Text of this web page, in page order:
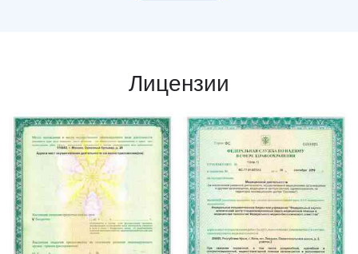
Лицензии